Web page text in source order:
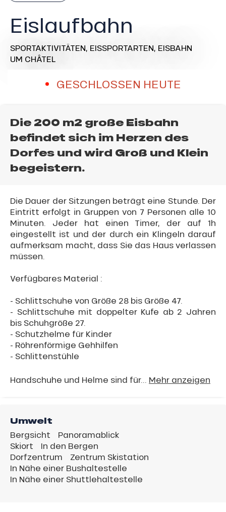
Eislaufbahn
SPORTAKTIVITÄTEN, EISSPORTARTEN, EISBAHN
UM CHÂTEL
GESCHLOSSEN HEUTE
Die 200 m2 große Eisbahn
befindet sich im Herzen des
Dorfes und wird Groß und Klein
begeistern.
Die Dauer der Sitzungen beträgt eine Stunde. Der
Eintritt erfolgt in Gruppen von 7 Personen alle 10
Minuten. Jeder hat einen Timer, der auf 1h
eingestellt ist und der durch ein Klingeln darauf
aufmerksam macht, dass Sie das Haus verlassen
müssen.
Verfügbares Material :
- Schlittschuhe von Größe 28 bis Größe 47.
- Schlittschuhe mit doppelter Kufe ab 2 Jahren
bis Schuhgröße 27.
- Schutzhelme für Kinder
- Röhrenförmige Gehhilfen
- Schlittenstühle
Handschuhe und Helme sind für... Mehr anzeigen
Umwelt
Bergsicht
Panoramablick
Skiort
In den Bergen
Dorfzentrum
Zentrum Skistation
In Nähe einer Bushaltestelle
In Nähe einer Shuttlehaltestelle